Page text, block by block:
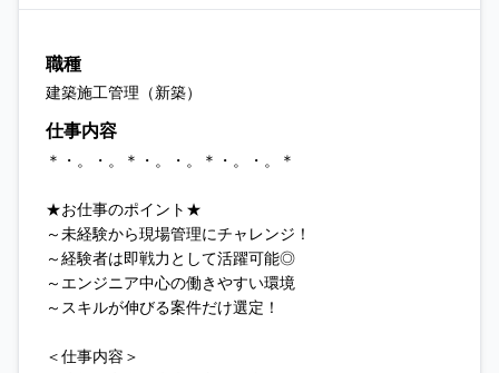
職種
建築施工管理（新築）
仕事内容
＊・。・。＊・。・。＊・。・。＊
★お仕事のポイント★
～未経験から現場管理にチャレンジ！
～経験者は即戦力として活躍可能◎
～エンジニア中心の働きやすい環境
～スキルが伸びる案件だけ選定！
＜仕事内容＞